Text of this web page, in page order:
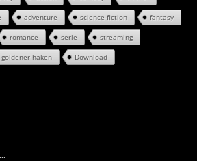
adventure science-fiction fantasy
romance serie streaming
goldener haken Download